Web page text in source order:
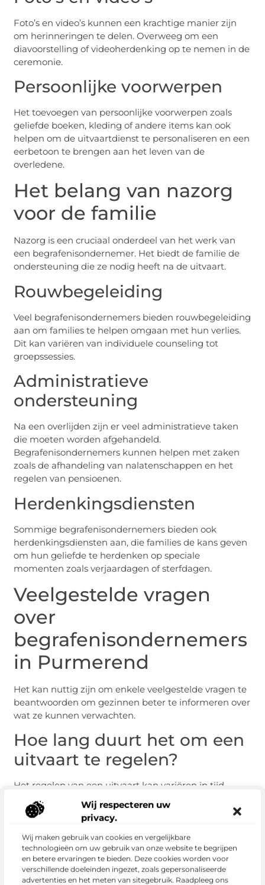
Wij respecteren uw
privacy.
Wij maken gebruik van cookies en vergelijkbare
technologieën om uw gebruik van onze website te begrijpen
en betere ervaringen te bieden. Deze cookies worden voor
verschillende doeleinden ingezet, zoals gepersonaliseerde
advertenties en het meten van sitegebruik. Raadpleeg ons
Foto’s en video’s kunnen een krachtige manier zijn
om herinneringen te delen. Overweeg om een
diavoorstelling of videoherdenking op te nemen in de
ceremonie.
Persoonlijke voorwerpen
Het toevoegen van persoonlijke voorwerpen zoals
geliefde boeken, kleding of andere items kan ook
helpen om de uitvaartdienst te personaliseren en een
eerbetoon te brengen aan het leven van de
overledene.
Het belang van nazorg
voor de familie
Nazorg is een cruciaal onderdeel van het werk van
een begrafenisondernemer. Het biedt de familie de
ondersteuning die ze nodig heeft na de uitvaart.
Rouwbegeleiding
Veel begrafenisondernemers bieden rouwbegeleiding
aan om families te helpen omgaan met hun verlies.
Dit kan variëren van individuele counseling tot
groepssessies.
Administratieve
ondersteuning
Na een overlijden zijn er veel administratieve taken
die moeten worden afgehandeld.
Begrafenisondernemers kunnen helpen met zaken
zoals de afhandeling van nalatenschappen en het
regelen van pensioenen.
Herdenkingsdiensten
Sommige begrafenisondernemers bieden ook
herdenkingsdiensten aan, die families de kans geven
om hun geliefde te herdenken op speciale
momenten zoals verjaardagen of sterfdagen.
Veelgestelde vragen
over
begrafenisondernemers
in Purmerend
Het kan nuttig zijn om enkele veelgestelde vragen te
beantwoorden om gezinnen beter te informeren over
wat ze kunnen verwachten.
Hoe lang duurt het om een
uitvaart te regelen?
Het regelen van een uitvaart kan variëren in tijd,
maar meestal duurt het ongeveer een week. De
begrafenisondernemer zal je helpen om alles binnen
deze tijd te regelen.
Is er een verschil tussen
begrafenis en crematie?